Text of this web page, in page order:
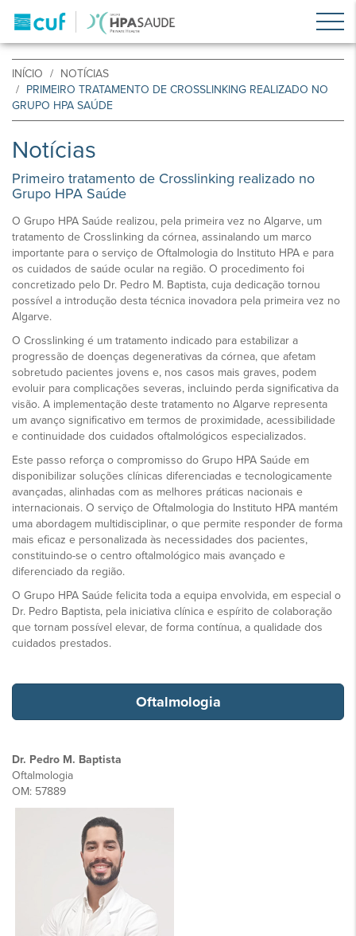
INÍCIO
NOTÍCIAS
PRIMEIRO TRATAMENTO DE CROSSLINKING REALIZADO NO
GRUPO HPA SAÚDE
Notícias
Primeiro tratamento de Crosslinking realizado no
Grupo HPA Saúde
O Grupo HPA Saúde realizou, pela primeira vez no Algarve, um
tratamento de Crosslinking da córnea, assinalando um marco
importante para o serviço de Oftalmologia do Instituto HPA e para
os cuidados de saúde ocular na região. O procedimento foi
concretizado pelo Dr. Pedro M. Baptista, cuja dedicação tornou
possível a introdução desta técnica inovadora pela primeira vez no
Algarve.
O Crosslinking é um tratamento indicado para estabilizar a
progressão de doenças degenerativas da córnea, que afetam
sobretudo pacientes jovens e, nos casos mais graves, podem
evoluir para complicações severas, incluindo perda significativa da
visão. A implementação deste tratamento no Algarve representa
um avanço significativo em termos de proximidade, acessibilidade
e continuidade dos cuidados oftalmológicos especializados.
Este passo reforça o compromisso do Grupo HPA Saúde em
disponibilizar soluções clínicas diferenciadas e tecnologicamente
avançadas, alinhadas com as melhores práticas nacionais e
internacionais. O serviço de Oftalmologia do Instituto HPA mantém
uma abordagem multidisciplinar, o que permite responder de forma
mais eficaz e personalizada às necessidades dos pacientes,
constituindo-se o centro oftalmológico mais avançado e
diferenciado da região.
O Grupo HPA Saúde felicita toda a equipa envolvida, em especial o
Dr. Pedro Baptista, pela iniciativa clínica e espírito de colaboração
que tornam possível elevar, de forma contínua, a qualidade dos
cuidados prestados.
Oftalmologia
Dr. Pedro M. Baptista
Oftalmologia
OM: 57889